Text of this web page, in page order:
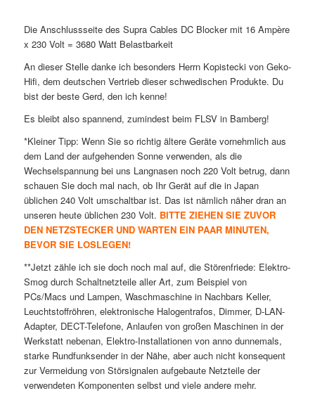
Die Anschlussseite des Supra Cables DC Blocker mit 16 Ampère
x 230 Volt = 3680 Watt Belastbarkeit
An dieser Stelle danke ich besonders Herrn Kopistecki von Geko-
Hifi, dem deutschen Vertrieb dieser schwedischen Produkte. Du
bist der beste Gerd, den ich kenne!
Es bleibt also spannend, zumindest beim FLSV in Bamberg!
*Kleiner Tipp: Wenn Sie so richtig ältere Geräte vornehmlich aus
dem Land der aufgehenden Sonne verwenden, als die
Wechselspannung bei uns Langnasen noch 220 Volt betrug, dann
schauen Sie doch mal nach, ob Ihr Gerät auf die in Japan
üblichen 240 Volt umschaltbar ist. Das ist nämlich näher dran an
unseren heute üblichen 230 Volt. BITTE ZIEHEN SIE ZUVOR
DEN NETZSTECKER UND WARTEN EIN PAAR MINUTEN,
BEVOR SIE LOSLEGEN!
**Jetzt zähle ich sie doch noch mal auf, die Störenfriede: Elektro-
Smog durch Schaltnetzteile aller Art, zum Beispiel von
PCs/Macs und Lampen, Waschmaschine in Nachbars Keller,
Leuchtstoffröhren, elektronische Halogentrafos, Dimmer, D-LAN-
Adapter, DECT-Telefone, Anlaufen von großen Maschinen in der
Werkstatt nebenan, Elektro-Installationen von anno dunnemals,
starke Rundfunksender in der Nähe, aber auch nicht konsequent
zur Vermeidung von Störsignalen aufgebaute Netzteile der
verwendeten Komponenten selbst und viele andere mehr.